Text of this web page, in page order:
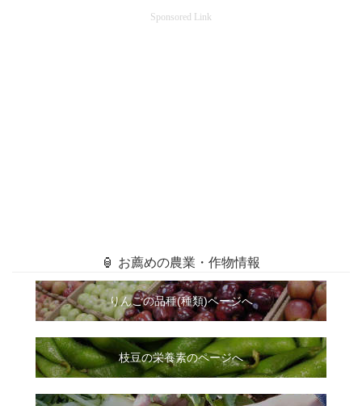
Sponsored Link
🏮 お薦めの農業・作物情報
りんごの品種(種類)ページへ
枝豆の栄養素のページへ